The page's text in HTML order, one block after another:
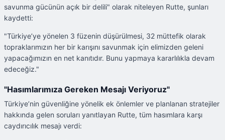
savunma gücünün açık bir delili" olarak niteleyen Rutte, şunları
kaydetti:
"Türkiye’ye yönelen 3 füzenin düşürülmesi, 32 müttefik olarak
topraklarımızın her bir karışını savunmak için elimizden geleni
yapacağımızın en net kanıtıdır. Bunu yapmaya kararlılıkla devam
edeceğiz."
"Hasımlarımıza Gereken Mesajı Veriyoruz"
Türkiye’nin güvenliğine yönelik ek önlemler ve planlanan stratejiler
hakkında gelen soruları yanıtlayan Rutte, tüm hasımlara karşı
caydırıcılık mesajı verdi: